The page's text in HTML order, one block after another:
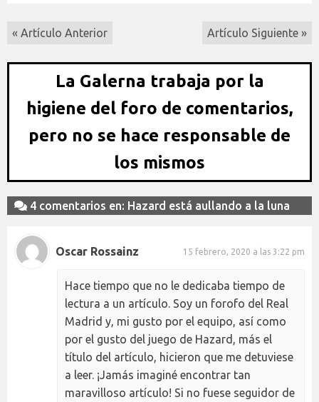
« Artículo Anterior Artículo Siguiente »
La Galerna trabaja por la
higiene del foro de comentarios,
pero no se hace responsable de
los mismos
4 comentarios en: Hazard está aullando a la luna
Oscar Rossainz 15 febrero, 2020 a las 3:22 pm
Hace tiempo que no le dedicaba tiempo de
lectura a un artículo. Soy un forofo del Real
Madrid y, mi gusto por el equipo, así como
por el gusto del juego de Hazard, más el
título del artículo, hicieron que me detuviese
a leer. ¡Jamás imaginé encontrar tan
maravilloso artículo! Si no fuese seguidor de